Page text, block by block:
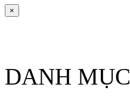
×
DANH MỤC